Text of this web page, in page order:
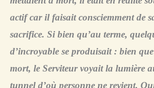
actif car il faisait consciemment de
sacrifice. Si bien qu’au terme,
d’incroyable se produisait : bien
mort, le Serviteur voyait la lumière
tunnel d’où personne ne revient.